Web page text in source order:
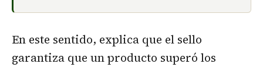
En este sentido, explica que el sello
garantiza que un producto superó los